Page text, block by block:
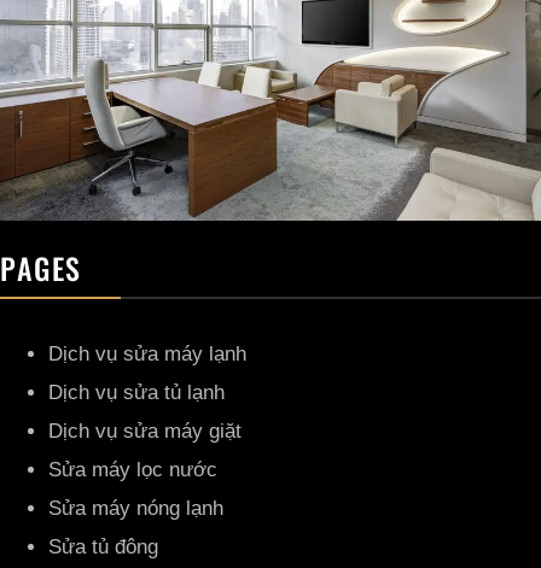
PAGES
Dịch vụ sửa máy lạnh
Dịch vụ sửa tủ lạnh
Dịch vụ sửa máy giặt
Sửa máy lọc nước
Sửa máy nóng lạnh
Sửa tủ đông